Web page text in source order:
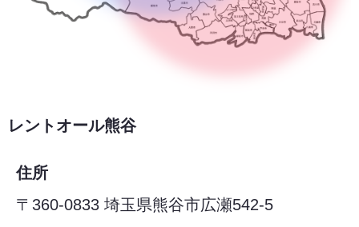
レントオール熊谷
住所
〒360-0833 埼玉県熊谷市広瀬542-5